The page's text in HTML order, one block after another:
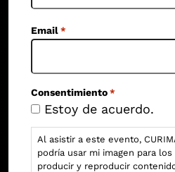
Email *
Consentimiento *
Estoy de acuerdo.
Al asistir a este evento,
podría usar mi imagen para
producir y reproducir